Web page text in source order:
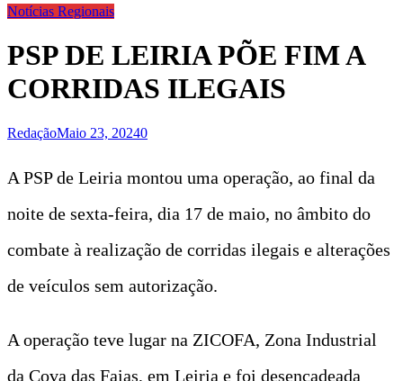
Notícias Regionais
PSP DE LEIRIA PÕE FIM A
CORRIDAS ILEGAIS
RedaçãoMaio 23, 20240
A PSP de Leiria montou uma operação, ao final da
noite de sexta-feira, dia 17 de maio, no âmbito do
combate à realização de corridas ilegais e alterações
de veículos sem autorização.
A operação teve lugar na ZICOFA, Zona Industrial
da Cova das Faias, em Leiria e foi desencadeada